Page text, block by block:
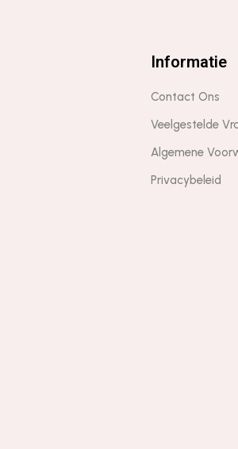
Informatie
Contact Ons
Veelgestelde
Algemene
Privacybeleid